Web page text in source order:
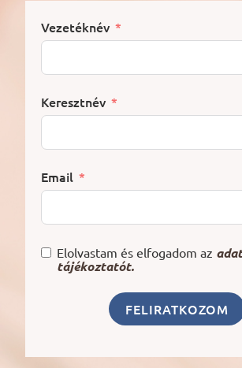
Vezetéknév
Keresztnév
Email
Elolvastam és elfogadom az
tájékoztatót.
FELIRATKOZOM